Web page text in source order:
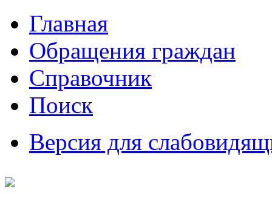
Главная
Обращения граждан
Справочник
Поиск
Версия для